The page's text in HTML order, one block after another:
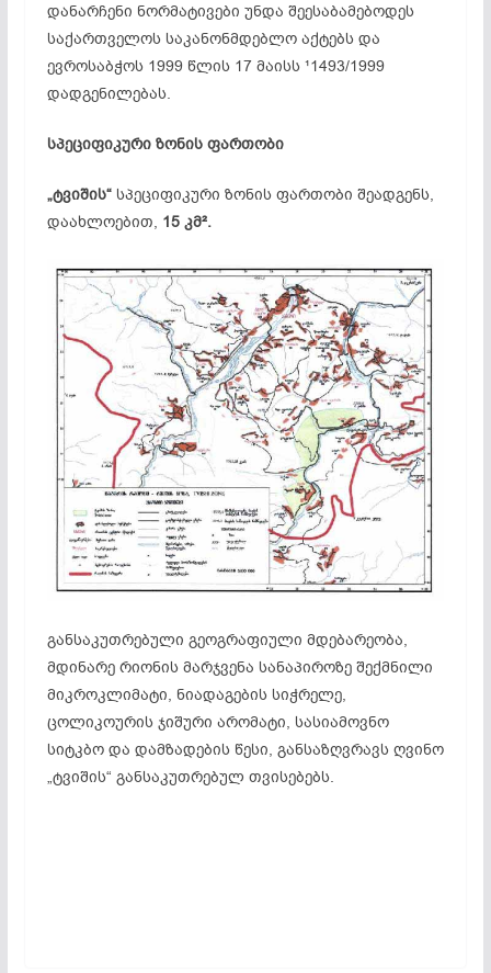
დანარჩენი ნორმატივები უნდა შეესაბამებოდეს
საქართველოს საკანონმდებლო აქტებს და
ევროსაბჭოს 1999 წლის 17 მაისს ¹1493/1999
დადგენილებას.
სპეციფიკური ზონის ფართობი
„ტვიშის“სპეციფიკური ზონის ფართობი შეადგენს,
დაახლოებით, 15 კმ².
განსაკუთრებული გეოგრაფიული მდებარეობა,
მდინარე რიონის მარჯვენა სანაპიროზე შექმნილი
მიკროკლიმატი, ნიადაგების სიჭრელე,
ცოლიკოურის ჯიშური არომატი, სასიამოვნო
სიტკბო და დამზადების წესი, განსაზღვრავს ღვინო
„ტვიშის“ განსაკუთრებულ თვისებებს.